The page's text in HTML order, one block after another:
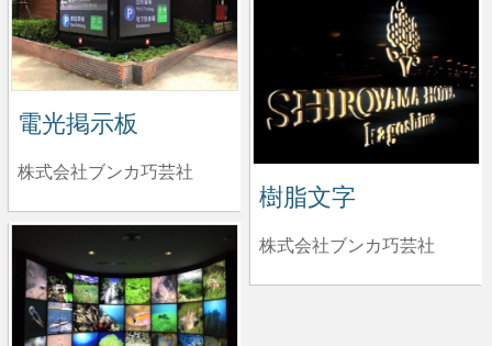
電光掲示板
株式会社ブンカ巧芸社
樹脂文字
株式会社ブンカ巧芸社